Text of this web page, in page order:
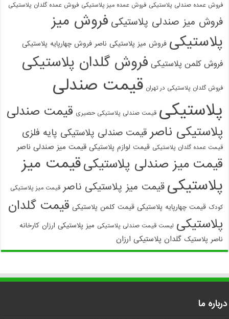
فروش عمده صندلی پلاستیکی فروش عمده میز پلاستیکی فروش عمده گلدان پلاستیکی
فروش میز صندلی پلاستیکی فروش میز
پلاستیکی فروش میز پلاستیکی ناصر فروش چهارپایه پلاستیکی
فروش کلمن پلاستیکی فروش گلدان پلاستیکی
فروش گلدان پلاستیکی در تهران قیمت صندلی
پلاستیکی قیمت صندلی پلاستیکی حصیری قیمت صندلی
پلاستیکی ناصر قیمت صندلی پلاستیکی پایه فلزی
قیمت عمده گلدان پلاستیکی قیمت لوازم پلاستیکی قیمت میز صندلی ناصر
قیمت میز صندلی پلاستیکیقیمت میز
پلاستیکی قیمت میز پلاستیکی ناصر قیمت میز پلاستیکی
کودک قیمت چهارپایه پلاستیکی قیمت کلمن پلاستیکی قیمت گلدان
پلاستیکی لیست قیمت صندلی پلاستیکی میز پلاستیکی ارزان کارخانه
ناصر پلاستیک گلدان پلاستیکی ارزان
درباره ما